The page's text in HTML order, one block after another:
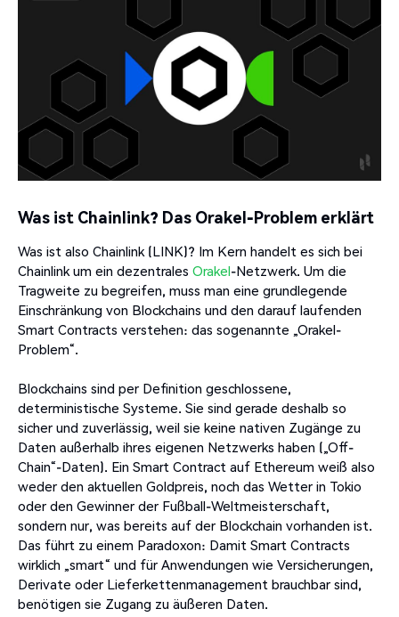
Was ist Chainlink? Das Orakel-Problem erklärt
Was ist also Chainlink (LINK)? Im Kern handelt es sich bei
Chainlink um ein dezentrales Orakel-Netzwerk. Um die
Tragweite zu begreifen, muss man eine grundlegende
Einschränkung von Blockchains und den darauf laufenden
Smart Contracts verstehen: das sogenannte „Orakel-
Problem“.
Blockchains sind per Definition geschlossene,
deterministische Systeme. Sie sind gerade deshalb so
sicher und zuverlässig, weil sie keine nativen Zugänge zu
Daten außerhalb ihres eigenen Netzwerks haben („Off-
Chain“-Daten). Ein Smart Contract auf Ethereum weiß also
weder den aktuellen Goldpreis, noch das Wetter in Tokio
oder den Gewinner der Fußball-Weltmeisterschaft,
sondern nur, was bereits auf der Blockchain vorhanden ist.
Das führt zu einem Paradoxon: Damit Smart Contracts
wirklich „smart“ und für Anwendungen wie Versicherungen,
Derivate oder Lieferkettenmanagement brauchbar sind,
benötigen sie Zugang zu äußeren Daten.